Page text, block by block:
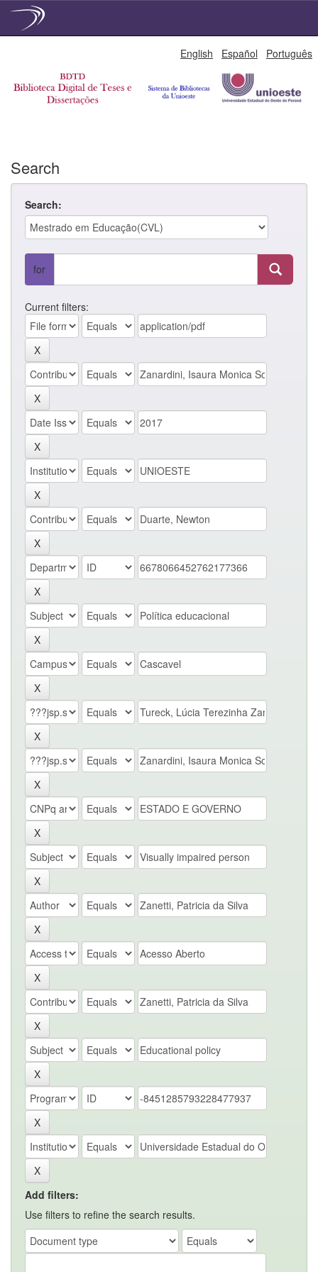
English Español Português
Search
Search:
for
Current filters:
Add filters:
Use filters to refine the search results.